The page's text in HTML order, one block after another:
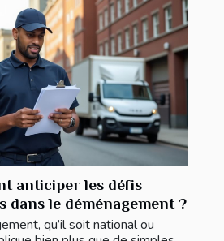
anticiper les défis
dans le déménagement ?
qu’il soit national ou